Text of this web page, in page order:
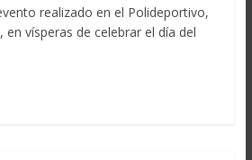
realizado en el Polideportivo,
vísperas de celebrar el día del